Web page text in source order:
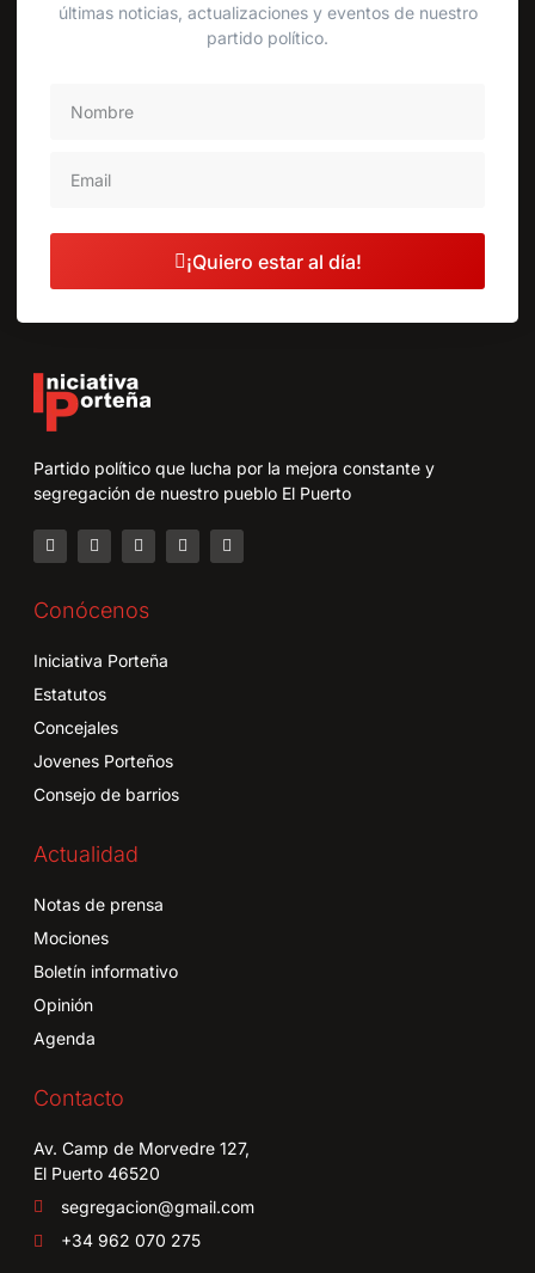
últimas noticias, actualizaciones y eventos de nuestro
partido político.
¡Quiero estar al día!
Partido político que lucha por la mejora constante y
segregación de nuestro pueblo El Puerto
Conócenos
Iniciativa Porteña
Estatutos
Concejales
Jovenes Porteños
Consejo de barrios
Actualidad
Notas de prensa
Mociones
Boletín informativo
Opinión
Agenda
Contacto
Av. Camp de Morvedre 127,
El Puerto 46520
segregacion@gmail.com
+34 962 070 275